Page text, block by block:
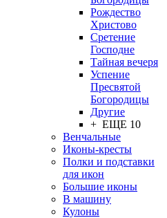
Рождество
Христово
Сретение
Господне
Тайная вечеря
Успение
Пресвятой
Богородицы
Другие
+ ЕЩЕ 10
Венчальные
Иконы-кресты
Полки и подставки
для икон
Большие иконы
В машину
Кулоны